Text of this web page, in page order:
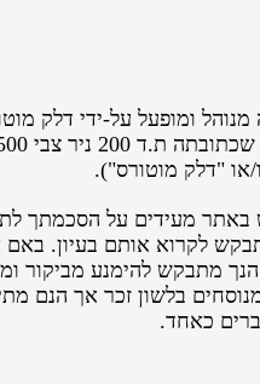
ומופעל על-ידי דלק
ח.פ 510947153 שכתובתה ת.ד
"דלק מוטורס").
מעידים על הסכמתך
לקרוא אותם בעיון. באם
מתבקש להימנע מביקור
בלשון זכר אך הנם
כאחד.